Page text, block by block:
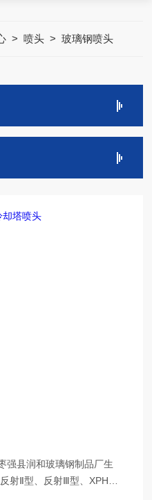
>喷头 >玻璃钢喷头
射Ⅱ型、反射Ⅲ型、XPH喷